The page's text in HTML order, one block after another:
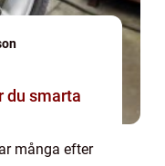
många efter